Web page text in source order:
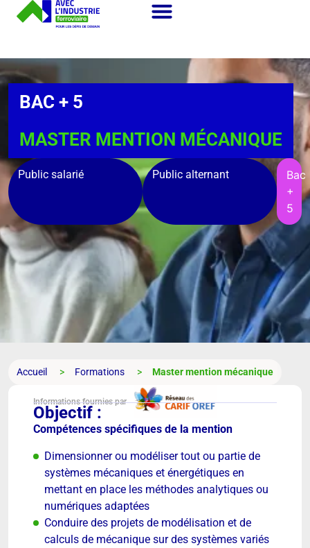
BAC + 5
MASTER MENTION MÉCANIQUE
Public salarié Public alternant
Bac
+
5
Accueil Formations Master mention mécanique
Informations fournies par
Objectif :
Compétences spécifiques de la mention
Dimensionner ou modéliser tout ou partie de
systèmes mécaniques et énergétiques en
mettant en place les méthodes analytiques ou
numériques adaptées
Conduire des projets de modélisation et de
calculs de mécanique sur des systèmes variés